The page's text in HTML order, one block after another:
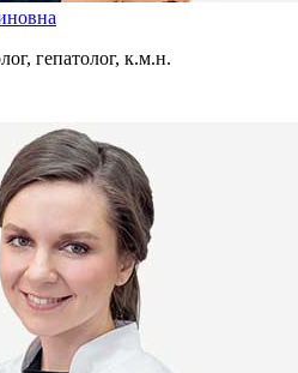
гепатолог, к.м.н.